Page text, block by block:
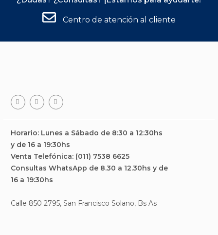
Centro de atención al cliente
Horario: Lunes a Sábado de 8:30 a 12:30hs
y de 16 a 19:30hs
Venta Telefónica: (011) 7538 6625
Consultas WhatsApp de 8.30 a 12.30hs y de
16 a 19:30hs
Calle 850 2795, San Francisco Solano, Bs As